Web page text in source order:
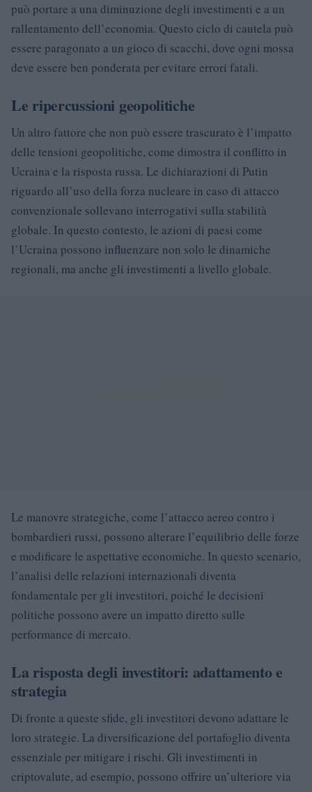
può portare a una diminuzione degli investimenti e a un
rallentamento dell’economia. Questo ciclo di cautela può
essere paragonato a un gioco di scacchi, dove ogni mossa
deve essere ben ponderata per evitare errori fatali.
Le ripercussioni geopolitiche
Un altro fattore che non può essere trascurato è l’impatto
delle tensioni geopolitiche, come dimostra il conflitto in
Ucraina e la risposta russa. Le dichiarazioni di Putin
riguardo all’uso della forza nucleare in caso di attacco
convenzionale sollevano interrogativi sulla stabilità
globale. In questo contesto, le azioni di paesi come
l’Ucraina possono influenzare non solo le dinamiche
regionali, ma anche gli investimenti a livello globale.
Le manovre strategiche, come l’attacco aereo contro i
bombardieri russi, possono alterare l’equilibrio delle forze
e modificare le aspettative economiche. In questo scenario,
l’analisi delle relazioni internazionali diventa
fondamentale per gli investitori, poiché le decisioni
politiche possono avere un impatto diretto sulle
performance di mercato.
La risposta degli investitori: adattamento e
strategia
Di fronte a queste sfide, gli investitori devono adattare le
loro strategie. La diversificazione del portafoglio diventa
essenziale per mitigare i rischi. Gli investimenti in
criptovalute, ad esempio, possono offrire un’ulteriore via